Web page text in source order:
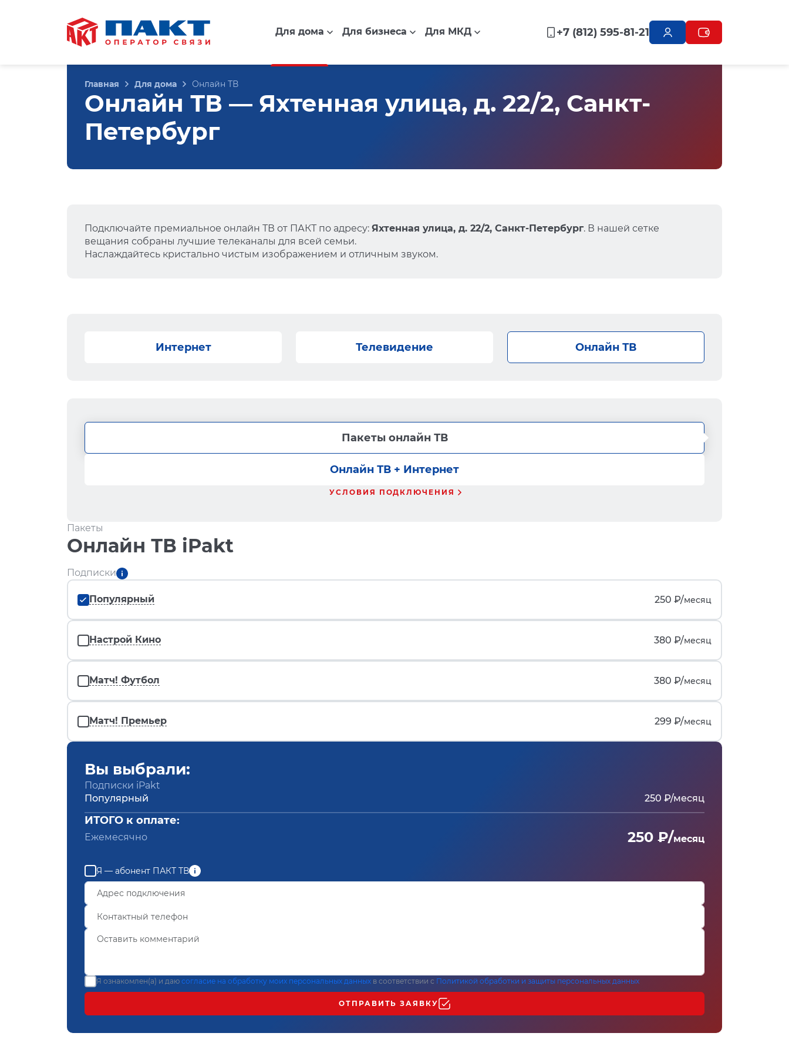
Для дома Для бизнеса Для МКД +7 (812) 595-81-21
Главная Для дома Онлайн ТВ
Онлайн ТВ — Яхтенная улица, д. 22/2, Санкт-
Петербург
Подключайте премиальное онлайн ТВ от ПАКТ по адресу: Яхтенная улица, д. 22/2, Санкт-Петербург. В нашей сетке
вещания собраны лучшие телеканалы для всей семьи.
Наслаждайтесь кристально чистым изображением и отличным звуком.
Интернет Телевидение Онлайн ТВ
Пакеты онлайн ТВ
Онлайн ТВ + Интернет
УСЛОВИЯ ПОДКЛЮЧЕНИЯ
Пакеты
Онлайн ТВ iPakt
Подписки
Популярный 250 ₽/месяц
Настрой Кино 380 ₽/месяц
Матч! Футбол 380 ₽/месяц
Матч! Премьер 299 ₽/месяц
Вы выбрали:
Подписки iPakt
Популярный
250 ₽/месяц
ИТОГО к оплате:
Ежемесячно 250 ₽/месяц
Я — абонент ПАКТ ТВ
Я ознакомлен(а) и даю согласие на обработку моих персональных данных в соответствии с Политикой обработки и защиты персональных данных
ОТПРАВИТЬ ЗАЯВКУ